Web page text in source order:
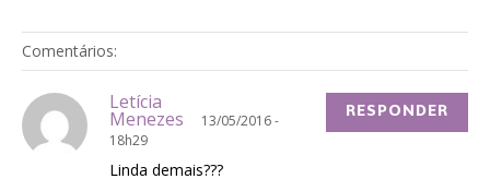
Comentários:
Letícia
Menezes
13/05/2016 -
18h29
Linda demais???
RESPONDER